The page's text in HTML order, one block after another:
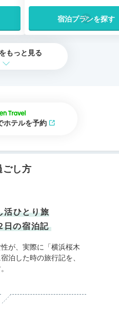
宿泊プランを探す
もっと見る
ホテルを予約
ごし方
活ひとり旅
日の宿泊記
が、実際に「横浜桜木
泊した時の旅行記を、